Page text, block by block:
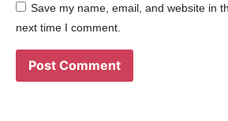
Save my name, email, and website in
next time I comment.